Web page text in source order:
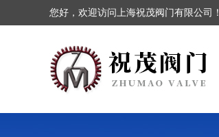
您好，欢迎访问上海祝茂阀门有限公司！